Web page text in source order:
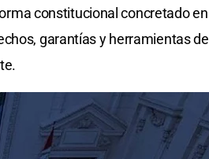
constitucional concretado en
garantías y herramientas de